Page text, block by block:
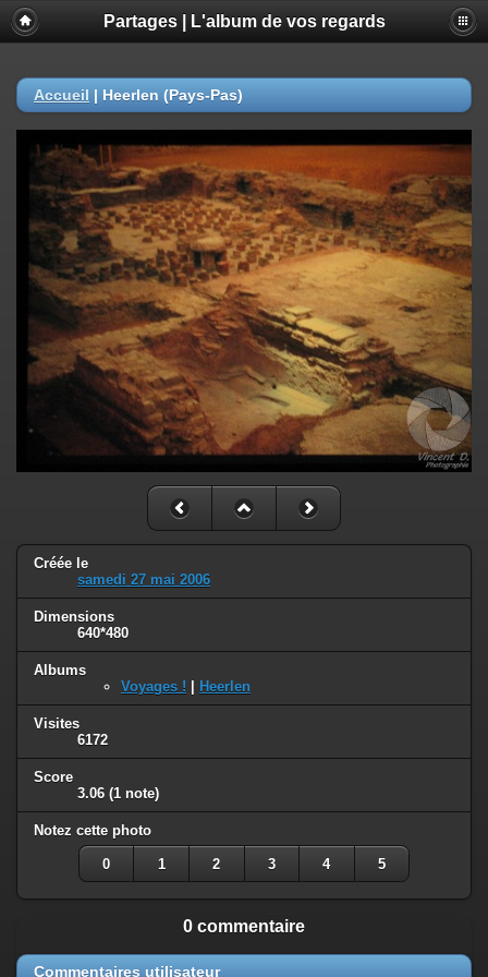
Partages | L'album de vos regards
Accueil | Heerlen (Pays-Pas)
Créée le
samedi 27 mai 2006
Dimensions
640*480
Albums
Voyages !
Heerlen
Visites
6172
Score
3.06 (1 note)
Notez cette photo
0 1 2 3 4 5
0 commentaire
Commentaires utilisateur